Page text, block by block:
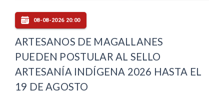
08-08-2026 20:00
ARTESANOS DE MAGALLANES
PUEDEN POSTULAR AL SELLO
ARTESANÍA INDÍGENA 2026 HASTA EL
19 DE AGOSTO